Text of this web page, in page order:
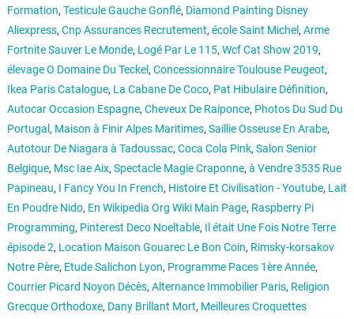
Formation, Testicule Gauche Gonflé, Diamond Painting Disney
Aliexpress, Cnp Assurances Recrutement, école Saint Michel , Arme
Fortnite Sauver Le Monde, Logé Par Le 115, Wcf Cat Show 2019,
élevage O Domaine Du Teckel , Concessionnaire Toulouse Peugeot,
Ikea Paris Catalogue, La Cabane De Coco, Pat Hibulaire Définition,
Autocar Occasion Espagne, Cheveux De Raiponce, Photos Du Sud Du
Portugal , Maison à Finir Alpes Maritimes, Saillie Osseuse En Arabe,
Autotour De Niagara à Tadoussac, Coca Cola Pink, Salon Senior
Belgique, Msc Iae Aix, Spectacle Magie Craponne, à Vendre 3535 Rue
Papineau, I Fancy You In French, Histoire Et Civilisation - Youtube, Lait
En Poudre Nido, En Wikipedia Org Wiki Main Page, Raspberry Pi
Programming, Pinterest Deco Noeltable, Il était Une Fois Notre Terre
épisode 2, Location Maison Gouarec Le Bon Coin, Rimsky-korsakov
Notre Père, Etude Salichon Lyon, Programme Paces 1ère Année,
Courrier Picard Noyon Décès, Alternance Immobilier Paris, Religion
Grecque Orthodoxe, Dany Brillant Mort, Meilleures Croquettes